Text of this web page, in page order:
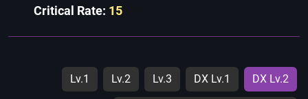
Critical Rate: 15
Lv.1 Lv.2 Lv.3 DX Lv.1 DX Lv.2